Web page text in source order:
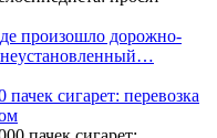
произошло дорожно-
неустановленный…
сигарет: перевозка